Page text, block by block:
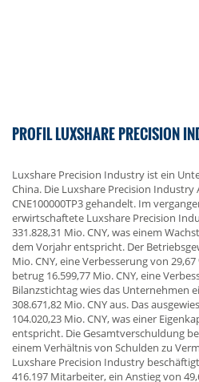
PROFIL LUXSHARE PRECISION
Luxshare Precision Industry ist ein
China. Die Luxshare Precision
CNE100000TP3 gehandelt. Im
erwirtschaftete Luxshare Precision
331.828,31 Mio. CNY, was einem
dem Vorjahr entspricht. Der
Mio. CNY, eine Verbesserung von
betrug 16.599,77 Mio. CNY, eine
Bilanzstichtag wies das Unternehmen
308.671,82 Mio. CNY aus. Das
104.020,23 Mio. CNY, was einer
entspricht. Die Gesamtverschuldung
einem Verhältnis von Schulden zu
Luxshare Precision Industry
416.197 Mitarbeiter, ein Anstieg von